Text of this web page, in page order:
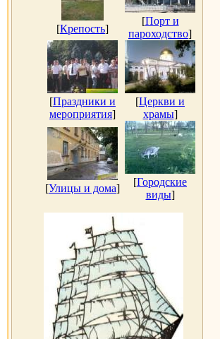
[Крепость]
[Порт и
пароходство]
[Праздники и
мероприятия]
[Церкви и
храмы]
[Улицы и дома]
[Городские
виды]